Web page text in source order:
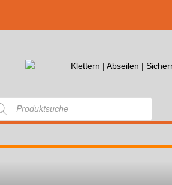
INFORMATIONEN TOP-1